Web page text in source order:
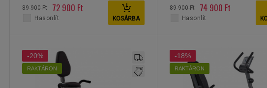
89 900 Ft 72 900 Ft
KOSÁRBA
Hasonlít
89 900 Ft 74 900 Ft
Hasonlít
-20%
RAKTÁRON
-18%
RAKTÁRON